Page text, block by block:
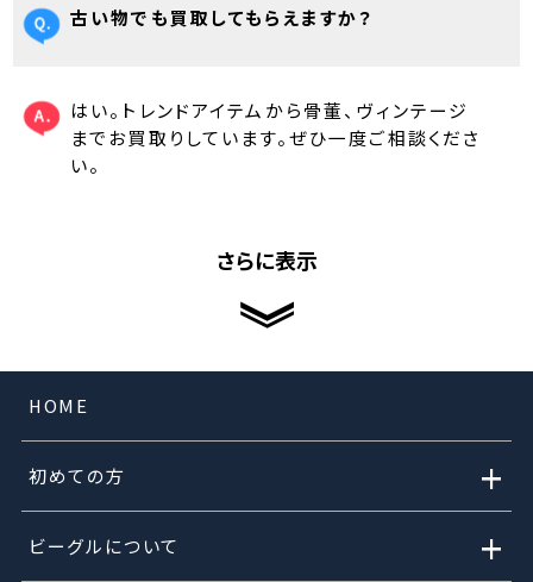
古い物でも買取してもらえますか？
はい。トレンドアイテムから骨董、ヴィンテージ
までお買取りしています。ぜひ一度ご相談くださ
い。
さらに表示
HOME
初めての方 +
ビーグルについて +